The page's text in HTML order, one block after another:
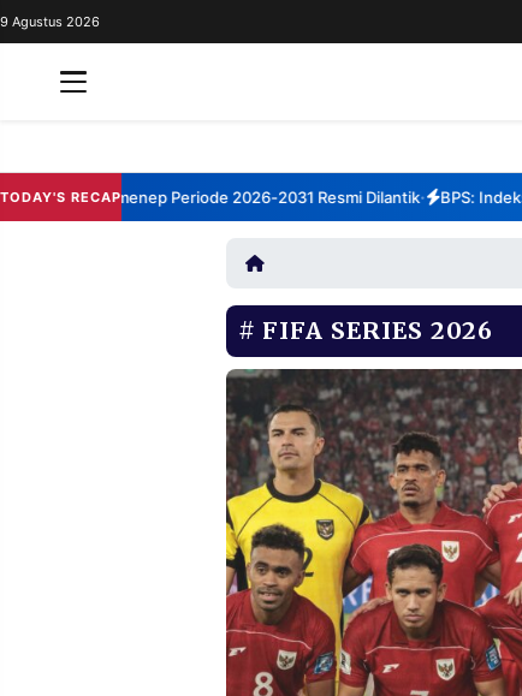
REDAKSI
PERSONA
NASIONAL
BERITA
WARGA
TULISAN
9 Agustus 2026
TODAY'S RECAP
TBM Sumenep Periode 2026-2031 Resmi Dilantik• BPS: Indeks
FIFA SERIES 2026